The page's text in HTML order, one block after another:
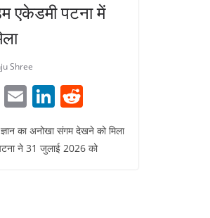
एकेडमी पटना में
Shree
W E
m
ai
Li
n
k
e
e
d
का अनोखा संगम देखने को मिला
ने 31 जुलाई 2026 को